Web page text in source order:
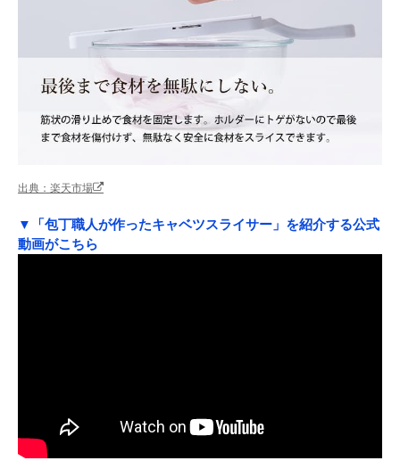
出典：楽天市場
▼「包丁職人が作ったキャベツスライサー」を紹介する公式
動画がこちら